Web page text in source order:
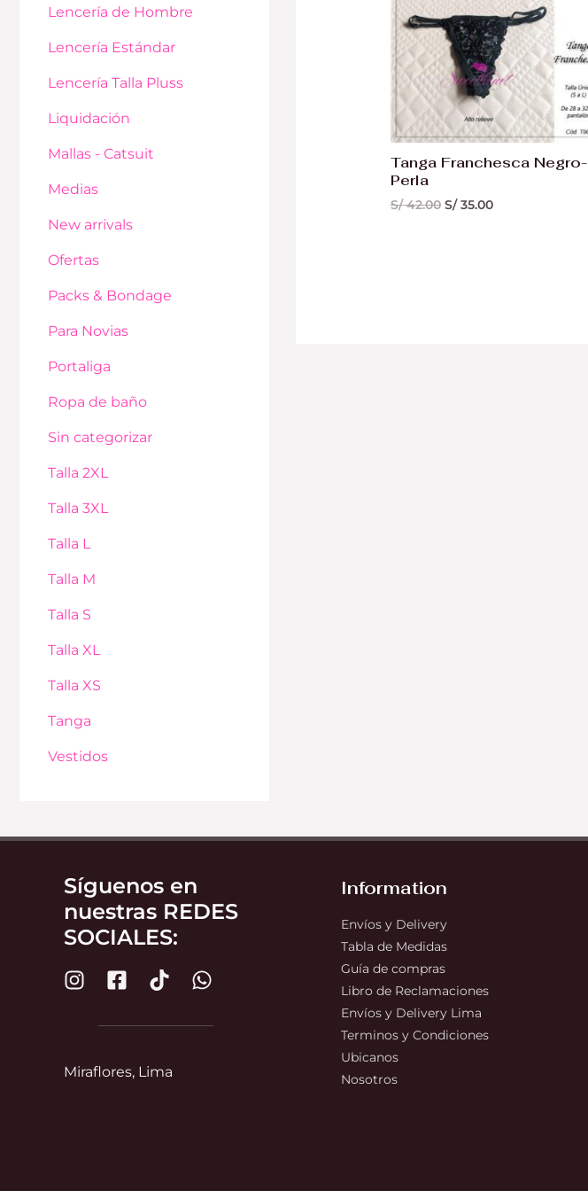
Lencería de Hombre
Lencería Estándar
Lencería Talla Pluss
Liquidación
Mallas - Catsuit
Medias
New arrivals
Ofertas
Packs & Bondage
Para Novias
Portaliga
Ropa de baño
Sin categorizar
Talla 2XL
Talla 3XL
Talla L
Talla M
Talla S
Talla XL
Talla XS
Tanga
Vestidos
Tanga Franchesca Negro-
Perla
S/42.00 S/35.00
Síguenos en
nuestras REDES
SOCIALES:
Miraflores, Lima
Information
Envíos y Delivery
Tabla de Medidas
Guía de compras
Libro de Reclamaciones
Envíos y Delivery Lima
Terminos y Condiciones
Ubicanos
Nosotros